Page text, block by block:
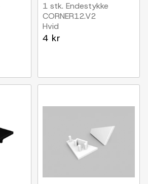
1 stk. Endestykke
CORNER12.V2
Hvid
4 kr